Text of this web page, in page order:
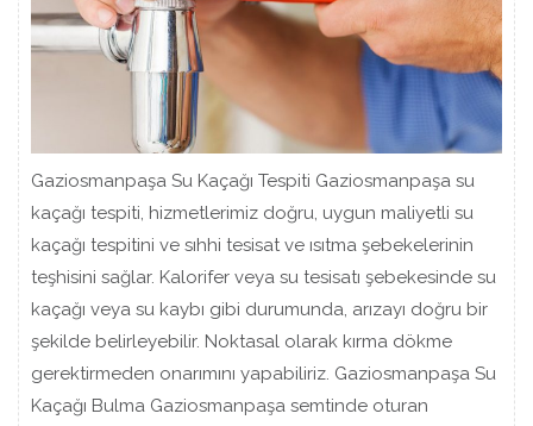
Gaziosmanpaşa Su Kaçağı Tespiti Gaziosmanpaşa su
kaçağı tespiti, hizmetlerimiz doğru, uygun maliyetli su
kaçağı tespitini ve sıhhi tesisat ve ısıtma şebekelerinin
teşhisini sağlar. Kalorifer veya su tesisatı şebekesinde su
kaçağı veya su kaybı gibi durumunda, arızayı doğru bir
şekilde belirleyebilir. Noktasal olarak kırma dökme
gerektirmeden onarımını yapabiliriz. Gaziosmanpaşa Su
Kaçağı Bulma Gaziosmanpaşa semtinde oturan